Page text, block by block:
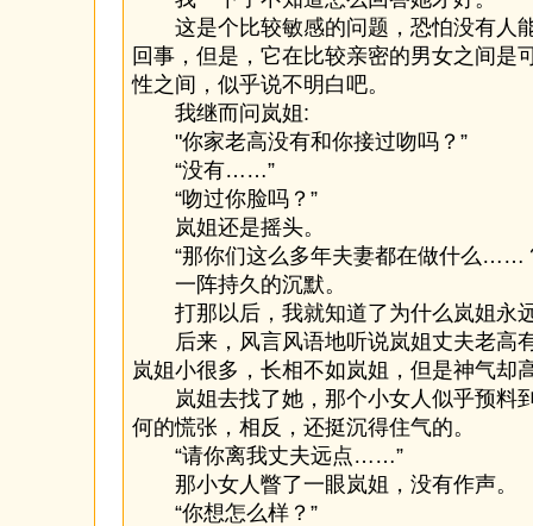
这是个比较敏感的问题，恐怕没有人
回事，但是，它在比较亲密的男女之间是
性之间，似乎说不明白吧。
我继而问岚姐:
"你家老高没有和你接过吻吗？”
“没有……”
“吻过你脸吗？”
岚姐还是摇头。
“那你们这么多年夫妻都在做什么……
一阵持久的沉默。
打那以后，我就知道了为什么岚姐永
后来，风言风语地听说岚姐丈夫老高
岚姐小很多，长相不如岚姐，但是神气却
岚姐去找了她，那个小女人似乎预料
何的慌张，相反，还挺沉得住气的。
“请你离我丈夫远点……”
那小女人瞥了一眼岚姐，没有作声。
“你想怎么样？”